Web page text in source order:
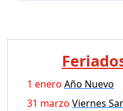
1 enero Año Nuevo
31 marzo Viernes